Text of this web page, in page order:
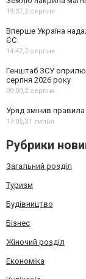
19:37,2 серпня
Вперше Україна
ЄС
14:47,2 серпня
Генштаб ЗСУ
серпня 2026 року
09:00,2 серпня
Уряд змінив правила
17:05,31 липня
Рубрики
Загальний розділ
Туризм
Будівництво
Бізнес
Жіночий розділ
Економіка